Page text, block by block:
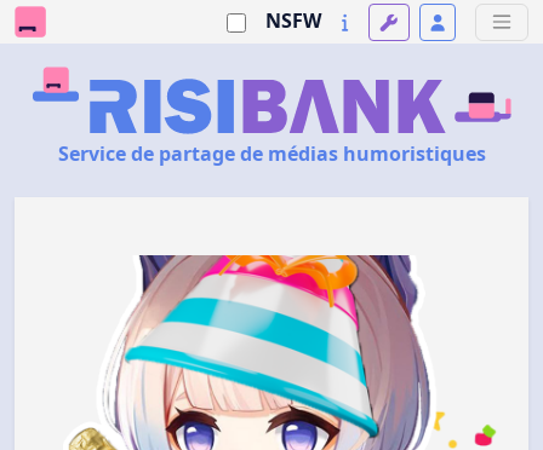
NSFW
Service de partage de médias humoristiques